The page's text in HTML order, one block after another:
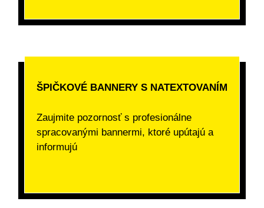
ŠPIČKOVÉ BANNERY S NATEXTOVANÍM
Zaujmite pozornosť s profesionálne
spracovanými bannermi, ktoré upútajú a
informujú